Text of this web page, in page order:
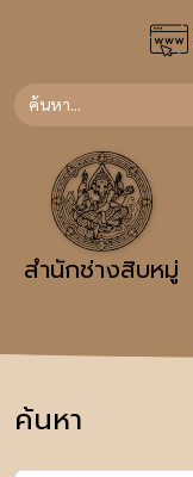
สำนักช่างสิบหมู่
ค้นหา